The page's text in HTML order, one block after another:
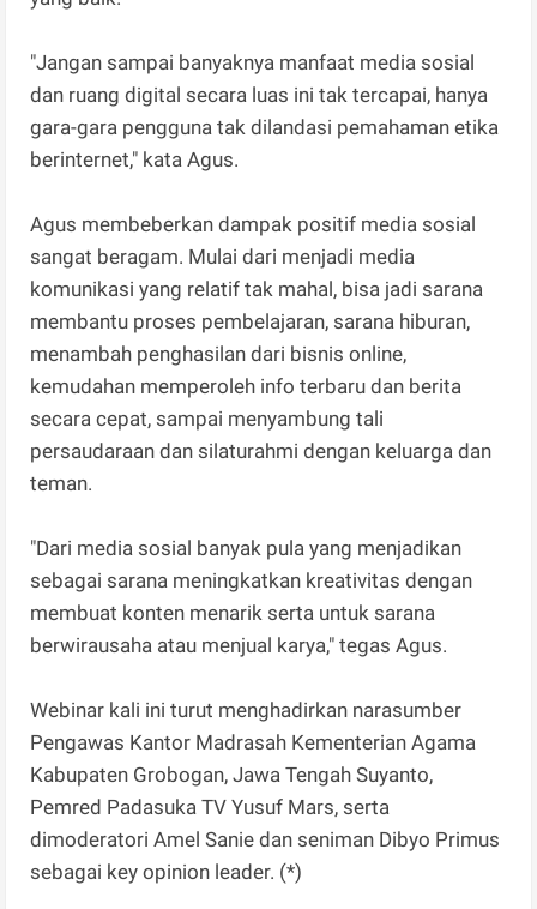
"Jangan sampai banyaknya manfaat media sosial
dan ruang digital secara luas ini tak tercapai, hanya
gara-gara pengguna tak dilandasi pemahaman etika
berinternet," kata Agus.
Agus membeberkan dampak positif media sosial
sangat beragam. Mulai dari menjadi media
komunikasi yang relatif tak mahal, bisa jadi sarana
membantu proses pembelajaran, sarana hiburan,
menambah penghasilan dari bisnis online,
kemudahan memperoleh info terbaru dan berita
secara cepat, sampai menyambung tali
persaudaraan dan silaturahmi dengan keluarga dan
teman.
"Dari media sosial banyak pula yang menjadikan
sebagai sarana meningkatkan kreativitas dengan
membuat konten menarik serta untuk sarana
berwirausaha atau menjual karya," tegas Agus.
Webinar kali ini turut menghadirkan narasumber
Pengawas Kantor Madrasah Kementerian Agama
Kabupaten Grobogan, Jawa Tengah Suyanto,
Pemred Padasuka TV Yusuf Mars, serta
dimoderatori Amel Sanie dan seniman Dibyo Primus
sebagai key opinion leader. (*)